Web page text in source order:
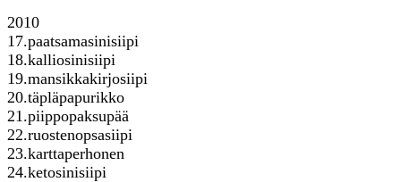
2010
17.paatsamasinisiipi
18.kalliosinisiipi
19.mansikkakirjosiipi
20.täpläpapurikko
21.piippopaksupää
22.ruostenopsasiipi
23.karttaperhonen
24.ketosinisiipi